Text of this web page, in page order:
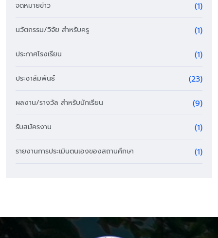
จดหมายข่าว (1)
นวัตกรรม/วิจัย สำหรับครู (1)
ประกาศโรงเรียน (1)
ประชาสัมพันธ์ (23)
ผลงาน/รางวัล สำหรับนักเรียน (9)
รับสมัครงาน (1)
รายงานการประเมินตนเองของสถานศึกษา (1)